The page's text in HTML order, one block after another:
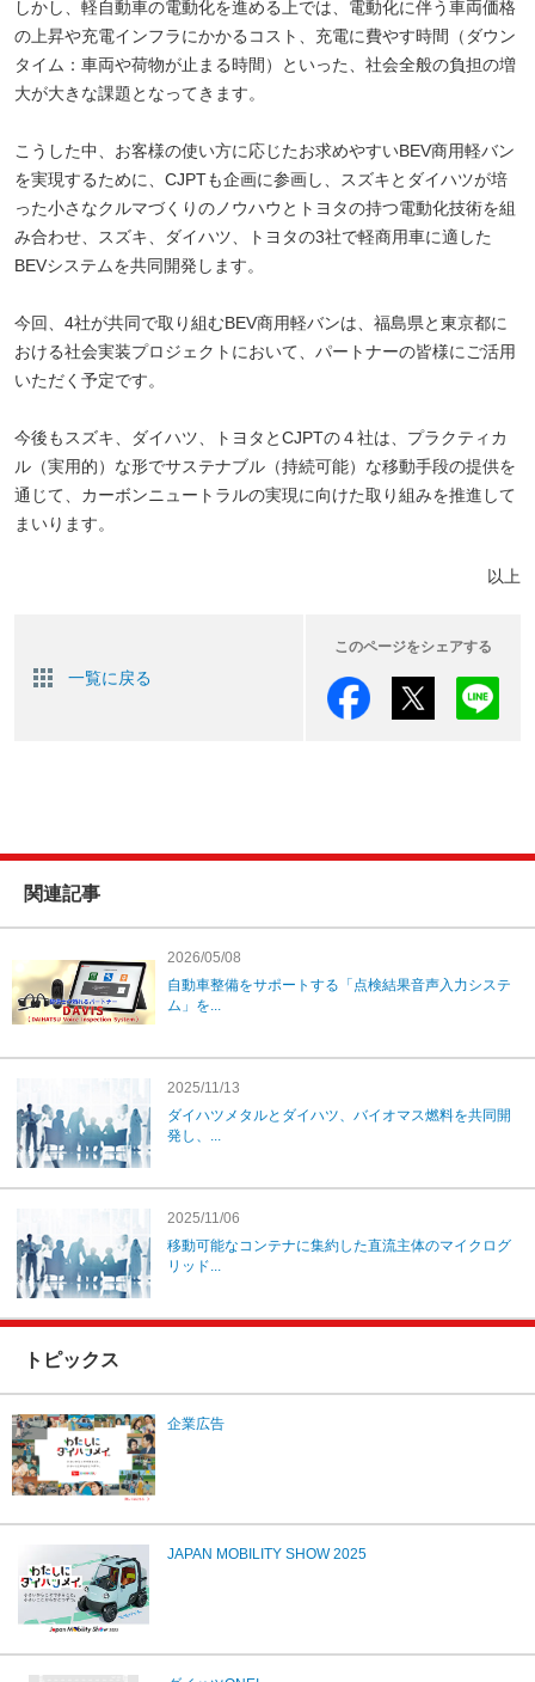
しかし、軽自動車の電動化を進める上では、電動化に伴う車両価格
の上昇や充電インフラにかかるコスト、充電に費やす時間（ダウン
タイム：車両や荷物が止まる時間）といった、社会全般の負担の増
大が大きな課題となってきます。
こうした中、お客様の使い方に応じたお求めやすいBEV商用軽バン
を実現するために、CJPTも企画に参画し、スズキとダイハツが培
った小さなクルマづくりのノウハウとトヨタの持つ電動化技術を組
み合わせ、スズキ、ダイハツ、トヨタの3社で軽商用車に適した
BEVシステムを共同開発します。
今回、4社が共同で取り組むBEV商用軽バンは、福島県と東京都に
おける社会実装プロジェクトにおいて、パートナーの皆様にご活用
いただく予定です。
今後もスズキ、ダイハツ、トヨタとCJPTの４社は、プラクティカ
ル（実用的）な形でサステナブル（持続可能）な移動手段の提供を
通じて、カーボンニュートラルの実現に向けた取り組みを推進して
まいります。
以上
一覧に戻る
このページをシェアする
関連記事
2026/05/08
自動車整備をサポートする「点検結果音声入力システ
ム」を...
2025/11/13
ダイハツメタルとダイハツ、バイオマス燃料を共同開
発し、...
2025/11/06
移動可能なコンテナに集約した直流主体のマイクログ
リッド...
トピックス
企業広告
JAPAN MOBILITY SHOW 2025